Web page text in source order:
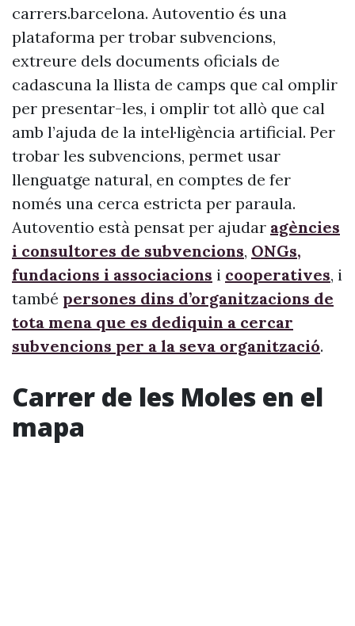
carrers.barcelona. Autoventio és una
plataforma per trobar subvencions,
extreure dels documents oficials de
cadascuna la llista de camps que cal omplir
per presentar-les, i omplir tot allò que cal
amb l’ajuda de la intel·ligència artificial. Per
trobar les subvencions, permet usar
llenguatge natural, en comptes de fer
només una cerca estricta per paraula.
Autoventio està pensat per ajudar agències
i consultores de subvencions, ONGs,
fundacions i associacions i cooperatives, i
també persones dins d’organitzacions de
tota mena que es dediquin a cercar
subvencions per a la seva organització.
Carrer de les Moles en el
mapa